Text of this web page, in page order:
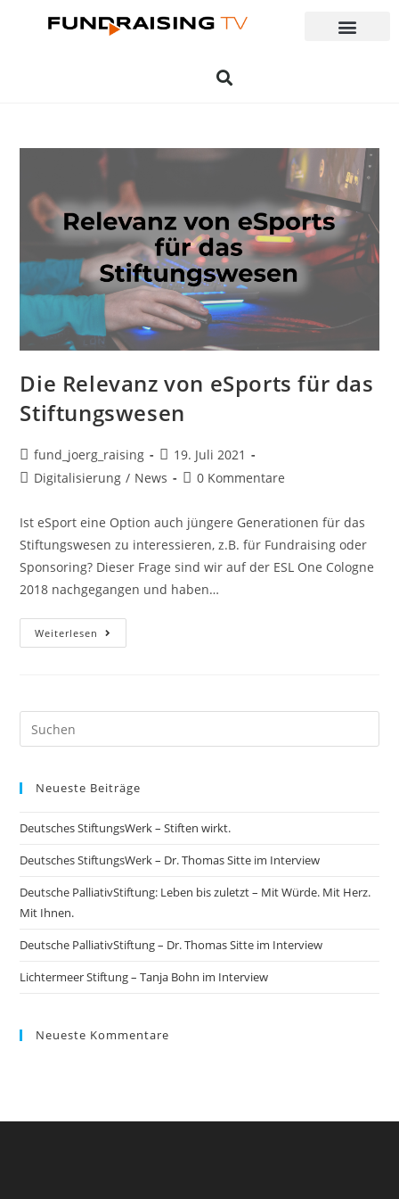
Die Relevanz von eSports für das
Stiftungswesen
fund_joerg_raising
19. Juli 2021
Digitalisierung / News 0 Kommentare
Ist eSport eine Option auch jüngere Generationen für das
Stiftungswesen zu interessieren, z.B. für Fundraising oder
Sponsoring? Dieser Frage sind wir auf der ESL One Cologne
2018 nachgegangen und haben…
Weiterlesen
Neueste Beiträge
Deutsches StiftungsWerk – Stiften wirkt.
Deutsches StiftungsWerk – Dr. Thomas Sitte im Interview
Deutsche PalliativStiftung: Leben bis zuletzt – Mit Würde. Mit Herz.
Mit Ihnen.
Deutsche PalliativStiftung – Dr. Thomas Sitte im Interview
Lichtermeer Stiftung – Tanja Bohn im Interview
Neueste Kommentare